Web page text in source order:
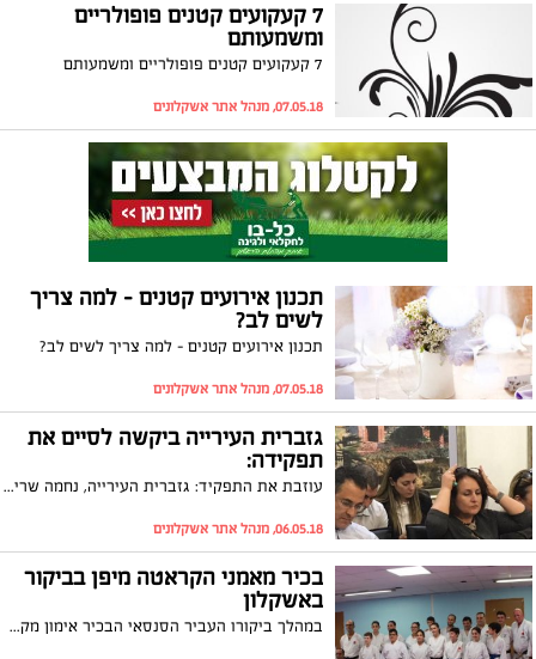
7 קעקועים קטנים פופולריים
ומשמעותם
7 קעקועים קטנים פופולריים ומשמעותם
07.05.18, מנהל אתר אשקלונים
תכנון אירועים קטנים – למה צריך
לשים לב?
תכנון אירועים קטנים – למה צריך לשים לב?
07.05.18, מנהל אתר אשקלונים
גזברית העירייה ביקשה לסיים את
תפקידה:
עוזבת את התפקיד: גזברית העירייה, נחמה שריקי, ביקשה לסיים את תפקידה מסיבות אישיות ולצאת לגמלאות, לאחר כשלושה עשורים בתפקידים שונים במינהל הכספים בעיריית אשקלון. בימים הקרובים יפורסם מכרז לתפקיד
06.05.18, מנהל אתר אשקלונים
בכיר מאמני הקראטה מיפן בביקור
באשקלון
במהלך ביקורו העביר הסנסאי הבכיר אימון מקצועי לחניכי המועדון והתרשם מרמתם המקצועית הגבוהה; בתוך כך, זכה שגיא סיטרוק במדליית זהב באליפות נחף הפתוחה